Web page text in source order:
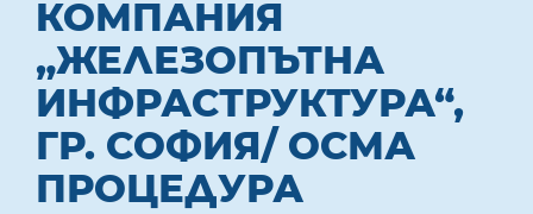
КОМПАНИЯ
„ЖЕЛЕЗОПЪТНА
ИНФРАСТРУКТУРА“,
ГР. СОФИЯ/ ОСМА
ПРОЦЕДУРА